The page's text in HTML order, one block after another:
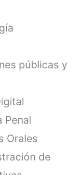
públicas y
Penal
Orales
de